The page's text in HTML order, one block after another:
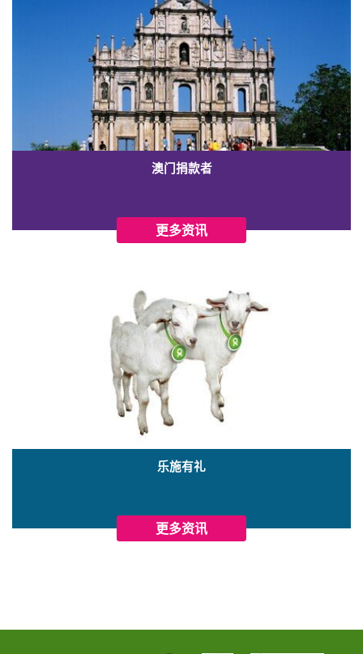
澳门捐款者
更多资讯
乐施有礼
更多资讯